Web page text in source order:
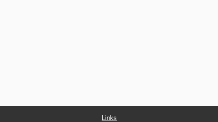
Links